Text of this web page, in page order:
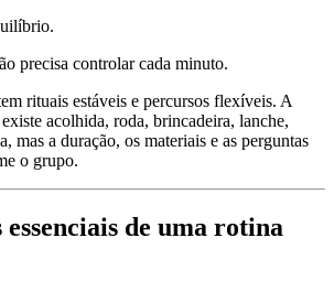
precisa controlar cada minuto.
rituais estáveis e percursos flexíveis. A
acolhida, roda, brincadeira, lanche,
mas a duração, os materiais e as perguntas
o grupo.
essenciais de uma rotina